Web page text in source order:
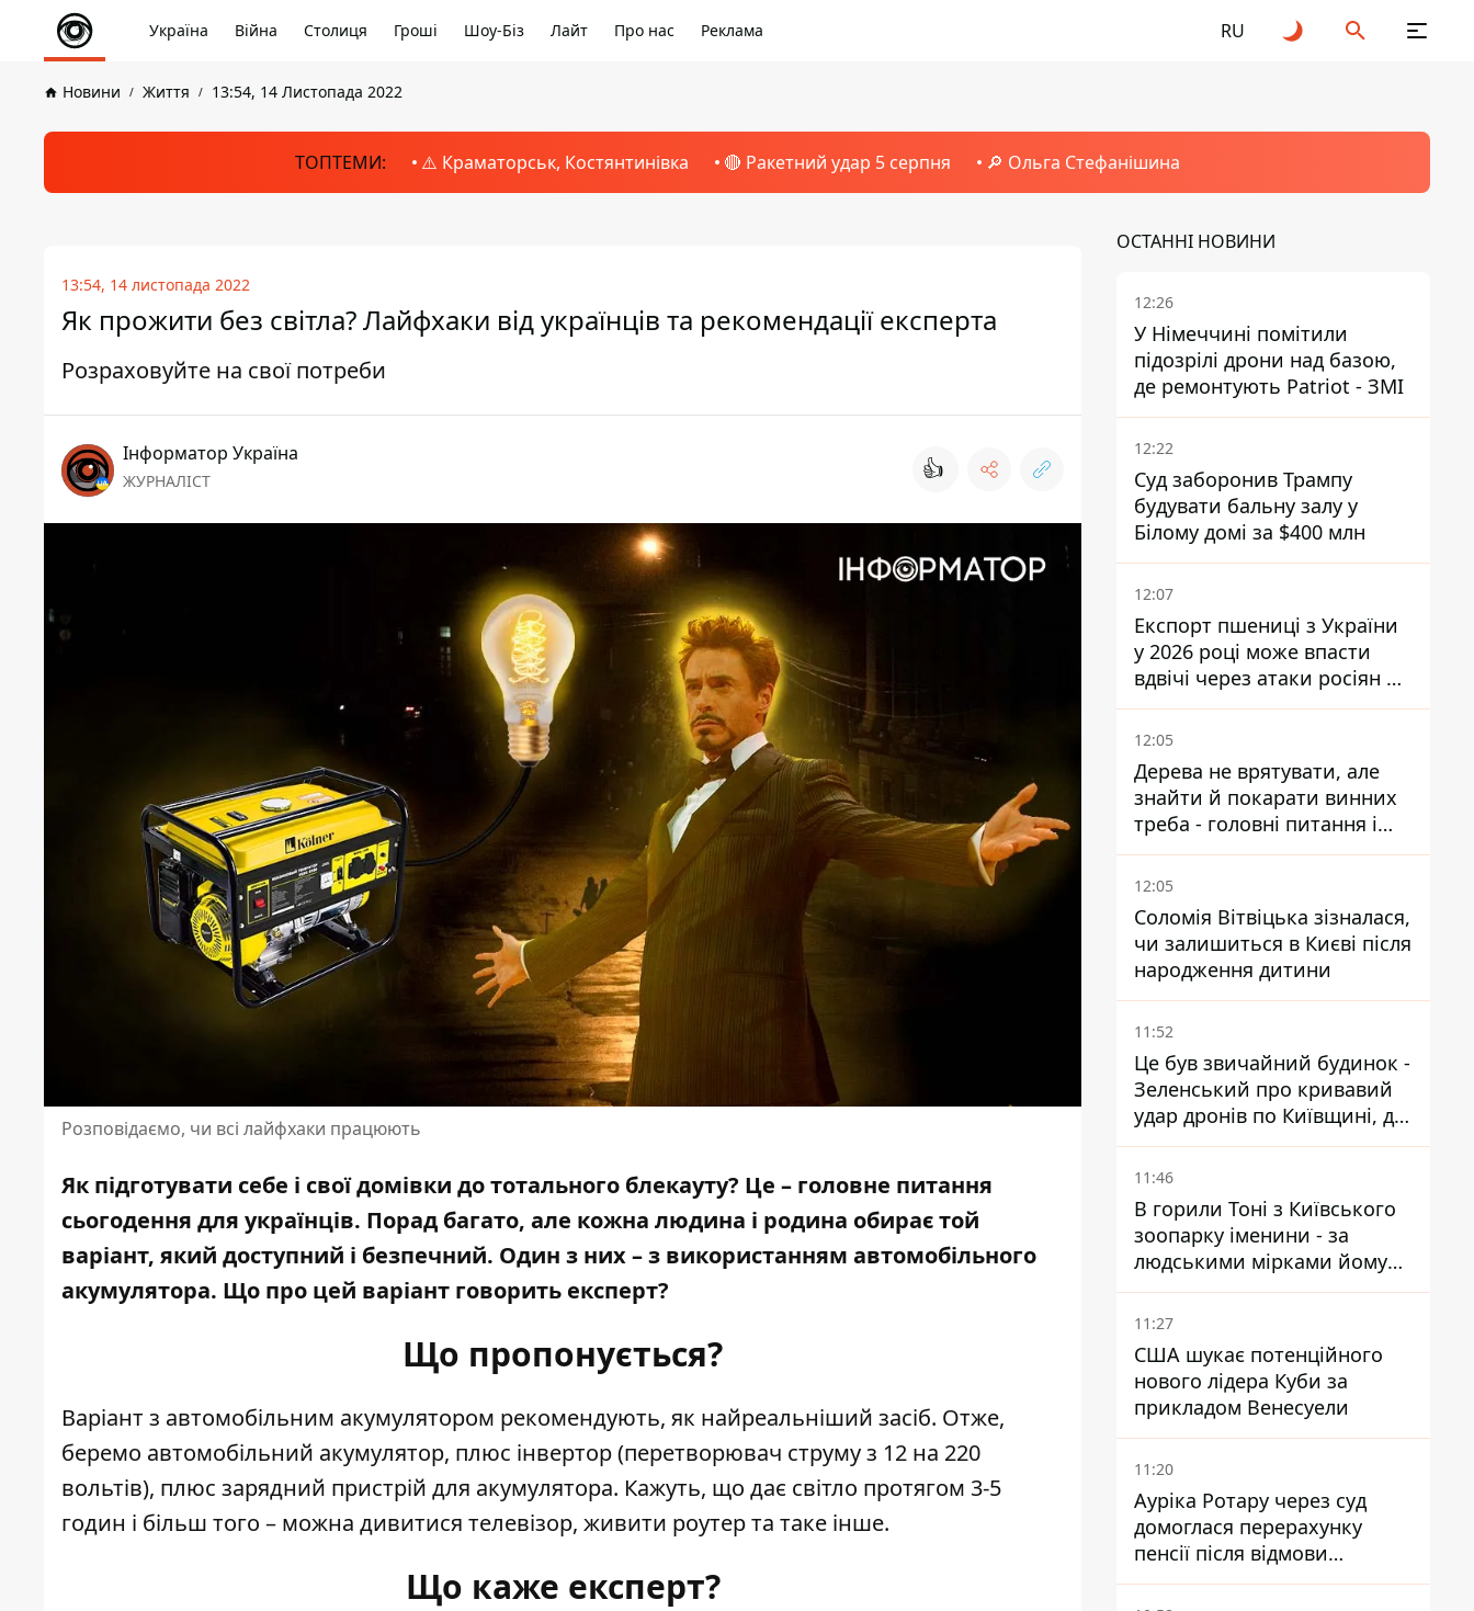
Україна Війна Столиця Гроші Шоу-Біз Лайт Про нас Реклама RU
Новини Життя 13:54, 14 Листопада 2022
ТОПТЕМИ: ⚠️ Краматорськ, Костянтинівка 🔴 Ракетний удар 5 серпня 🔎 Ольга Стефанішина
13:54, 14 листопада 2022
Як прожити без світла? Лайфхаки від українців та рекомендації експерта
Розраховуйте на свої потреби
Інформатор Україна
ЖУРНАЛІСТ 👍
Розповідаємо, чи всі лайфхаки працюють
Як підготувати себе і свої домівки до тотального блекауту? Це – головне питання
сьогодення для українців. Порад багато, але кожна людина і родина обирає той
варіант, який доступний і безпечний. Один з них – з використанням автомобільного
акумулятора. Що про цей варіант говорить експерт?
Що пропонується?
Варіант з автомобільним акумулятором рекомендують, як найреальніший засіб. Отже,
беремо автомобільний акумулятор, плюс інвертор(перетворювач струму з 12 на 220
вольтів), плюс зарядний пристрій для акумулятора. Кажуть, що дає світло протягом 3-5
годин і більш того – можна дивитися телевізор, живити роутер та таке інше.
Що каже експерт?
ОСТАННІ НОВИНИ
12:26
У Німеччині помітили
підозрілі дрони над базою,
де ремонтують Patriot - ЗМІ
12:22
Суд заборонив Трампу
будувати бальну залу у
Білому домі за $400 млн
12:07
Експорт пшениці з України
у 2026 році може впасти
вдвічі через атаки росіян по
портах
12:05
Дерева не врятувати, але
знайти й покарати винних
треба - головні питання і
висновки з конфлікту на
Теремках
12:05
Соломія Вітвіцька зізналася,
чи залишиться в Києві після
народження дитини
11:52
Це був звичайний будинок -
Зеленський про кривавий
удар дронів по Київщині, де
загинули дідусь, бабуся та їх
малолітній онук
11:46
В горили Тоні з Київського
зоопарку іменини - за
людськими мірками йому
вже понад 90 років
11:27
США шукає потенційного
нового лідера Куби за
прикладом Венесуели
11:20
Ауріка Ротару через суд
домоглася перерахунку
пенсії після відмови
Пенсійного фонду